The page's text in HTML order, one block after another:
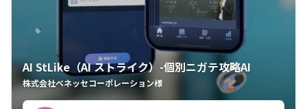
AI StLike（AI ストライク）-個別ニガテ攻略AI
株式会社ベネッセコーポレーション様